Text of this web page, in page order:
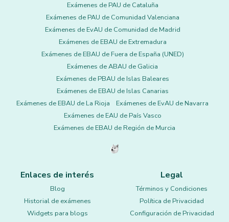
Exámenes de PAU de Cataluña
Exámenes de PAU de Comunidad Valenciana
Exámenes de EvAU de Comunidad de Madrid
Exámenes de EBAU de Extremadura
Exámenes de EBAU de Fuera de España (UNED)
Exámenes de ABAU de Galicia
Exámenes de PBAU de Islas Baleares
Exámenes de EBAU de Islas Canarias
Exámenes de EBAU de La Rioja
Exámenes de EvAU de Navarra
Exámenes de EAU de País Vasco
Exámenes de EBAU de Región de Murcia
Enlaces de interés
Blog
Historial de exámenes
Widgets para blogs
Legal
Términos y Condiciones
Política de Privacidad
Configuración de Privacidad